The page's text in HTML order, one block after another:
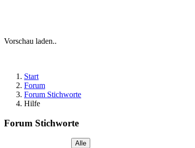
Vorschau laden..
Start
Forum
Forum Stichworte
Hilfe
Forum Stichworte
Alle